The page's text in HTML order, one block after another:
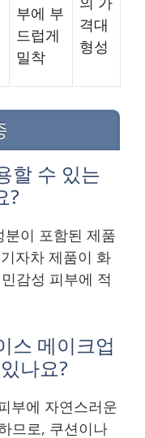
부에 부
드럽게
밀착
격대
형성
할 수 있는
?
이 포함된 제품
자차 제품이 화
감성 피부에 적
스 메이크업
나요?
부에 자연스러운
므로, 쿠션이나